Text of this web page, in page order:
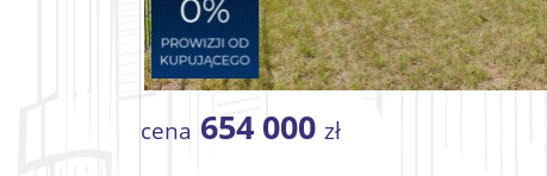
cena 654 000 zł